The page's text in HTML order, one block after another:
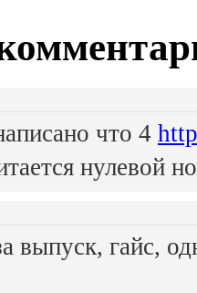
что 4
нулевой
выпуск, гайс,